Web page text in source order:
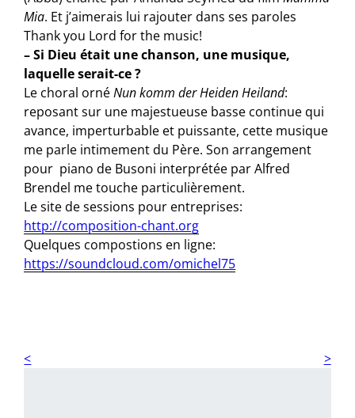
Mia. Et j’aimerais lui rajouter dans ses paroles
Thank you Lord for the music!
– Si Dieu était une chanson, une musique,
laquelle serait-ce ?
Le choral ornéNun komm der Heiden Heiland:
reposant sur une majestueuse basse continue qui
avance, imperturbable et puissante, cette musique
me parle intimement du Père. Son arrangement
pour piano de Busoni interprétée par Alfred
Brendel me touche particulièrement.
Le site de sessions pour entreprises:
http://composition-chant.org
Quelques compostions en ligne:
https://soundcloud.com/omichel75